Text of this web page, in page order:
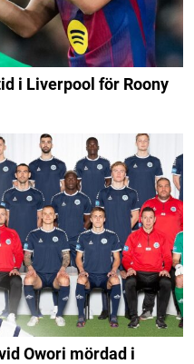
i Liverpool för Roony
Owori mördad i